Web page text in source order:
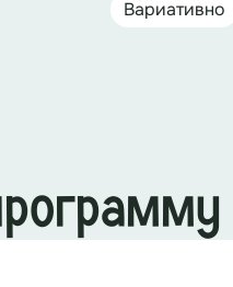
Вариативно